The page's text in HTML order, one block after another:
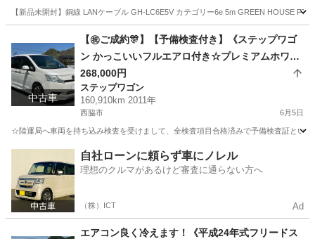
【新品未開封】銅線 LANケーブル GH-LC6E5V カテゴリー6e 5m GREEN HOUSE
その他 CATV
中古車
【㊗️ご成約🎊】【予備検査付き】《ステップワゴ
ン かっこいいフルエアロ付き☆プレミアムホワイ
トパール☆禁煙清潔☆極上美車！》☆両側パワー
スライドドア☆ALPINE地デジフルセグナビ☆バッ
クモニター☆ETC☆H.I.Dヘッドランプ☆社外品16
268,000円
ステップワゴン
160,910km 2011年
西脇市 6月5日
☆陸運局へ車両を持ち込み検査を受けまして、全検査項目合格済みで予備検査証とい
ステップワゴン 車両
自社ローンに頼らず車にノレル
理想のクルマがあるけど審査に通らない方へ
（株）ICT Ad
エアコン良く冷えます！《平成24年式フリードス